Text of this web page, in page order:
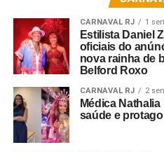
CARNAVAL RJ 1
Estilista Daniel
oficiais do
nova rainha de
Belford Roxo
CARNAVAL RJ 2
Médica
saúde e